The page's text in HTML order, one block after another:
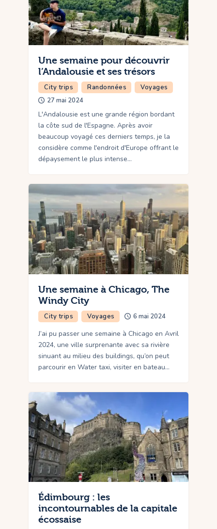
Une semaine pour découvrir
l’Andalousie et ses trésors
City trips Randonnées
Voyages
27 mai 2024
L'Andalousie est une grande région bordant
la côte sud de l'Espagne. Après avoir
beaucoup voyagé ces derniers temps, je la
considère comme l'endroit d'Europe offrant le
dépaysement le plus intense…
Une semaine à Chicago, The
Windy City
City trips Voyages 6 mai 2024
J’ai pu passer une semaine à Chicago en Avril
2024, une ville surprenante avec sa rivière
sinuant au milieu des buildings, qu’on peut
parcourir en Water taxi, visiter en bateau…
Édimbourg : les
incontournables de la capitale
écossaise